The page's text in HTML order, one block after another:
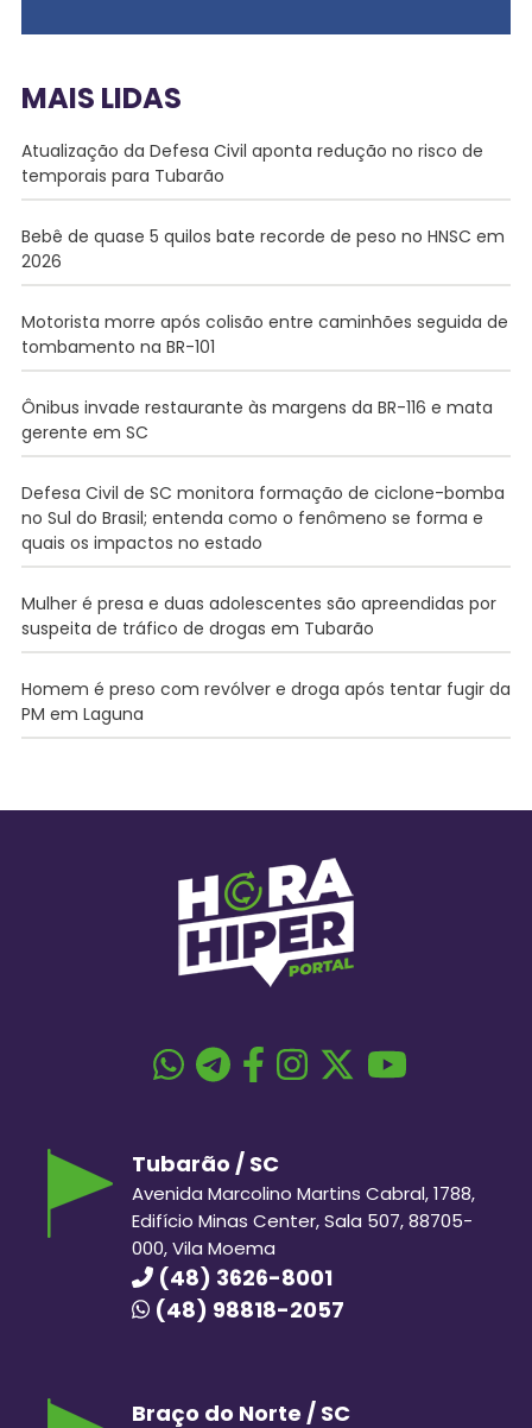
MAIS LIDAS
Atualização da Defesa Civil aponta redução no risco de
temporais para Tubarão
Bebê de quase 5 quilos bate recorde de peso no HNSC em
2026
Motorista morre após colisão entre caminhões seguida de
tombamento na BR-101
Ônibus invade restaurante às margens da BR-116 e mata
gerente em SC
Defesa Civil de SC monitora formação de ciclone-bomba
no Sul do Brasil; entenda como o fenômeno se forma e
quais os impactos no estado
Mulher é presa e duas adolescentes são apreendidas por
suspeita de tráfico de drogas em Tubarão
Homem é preso com revólver e droga após tentar fugir da
PM em Laguna
Tubarão / SC
Avenida Marcolino Martins Cabral, 1788,
Edifício Minas Center, Sala 507, 88705-
000, Vila Moema
(48) 3626-8001
(48) 98818-2057
Braço do Norte / SC